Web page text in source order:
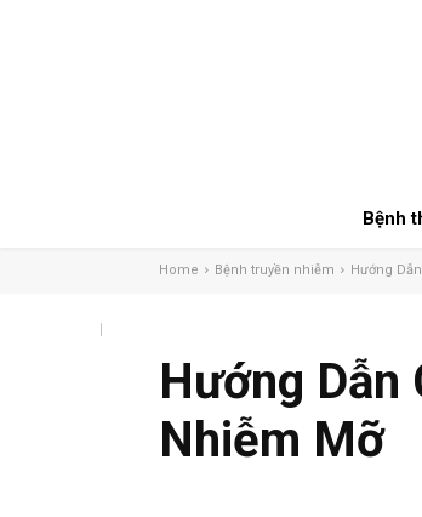
Bệnh
Home Bệnh truyền nhiễm Hướng
Hướng Dẫn
Nhiễm Mỡ